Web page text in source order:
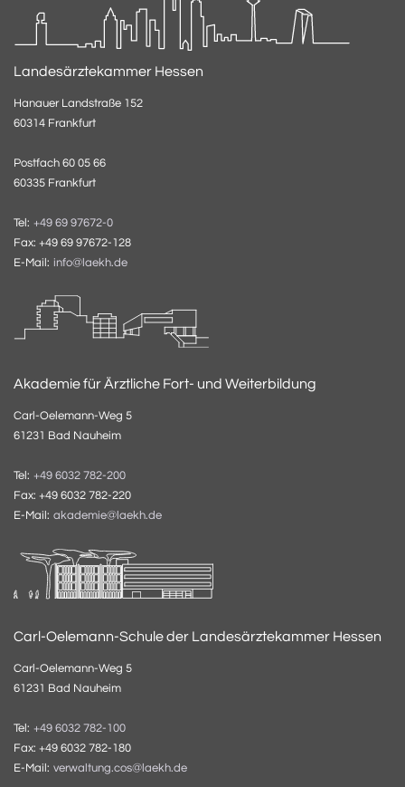
Landesärztekammer Hessen
Hanauer Landstraße 152
60314 Frankfurt
Postfach 60 05 66
60335 Frankfurt
Tel: +49 69 97672-0
Fax: +49 69 97672-128
E-Mail: info@laekh.de
Akademie für Ärztliche Fort- und Weiterbildung
Carl-Oelemann-Weg 5
61231 Bad Nauheim
Tel: +49 6032 782-200
Fax: +49 6032 782-220
E-Mail: akademie@laekh.de
Carl-Oelemann-Schule der Landesärztekammer Hessen
Carl-Oelemann-Weg 5
61231 Bad Nauheim
Tel: +49 6032 782-100
Fax: +49 6032 782-180
E-Mail: verwaltung.cos@laekh.de